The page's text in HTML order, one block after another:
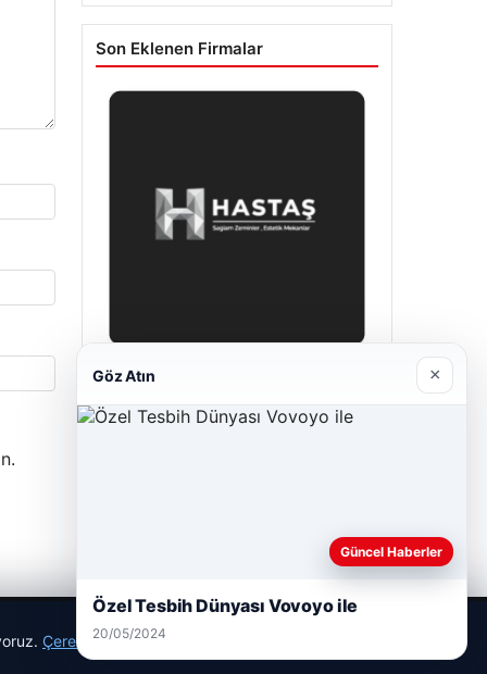
Son Eklenen Firmalar
Hastaş Beton
26/05/2026
Çerez Politikamız
Göz Atın ×
Güncel Haberler
Özel Tesbih Dünyası Vovoyo ile
20/05/2024